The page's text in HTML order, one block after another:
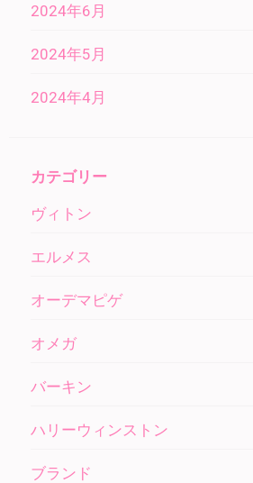
2024年6月
2024年5月
2024年4月
カテゴリー
ヴィトン
エルメス
オーデマピゲ
オメガ
バーキン
ハリーウィンストン
ブランド